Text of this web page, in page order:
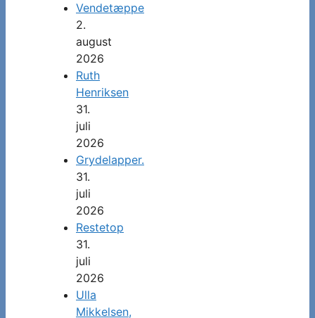
Vendetæppe
2.
august
2026
Ruth
Henriksen
31.
juli
2026
Grydelapper.
31.
juli
2026
Restetop
31.
juli
2026
Ulla
Mikkelsen,